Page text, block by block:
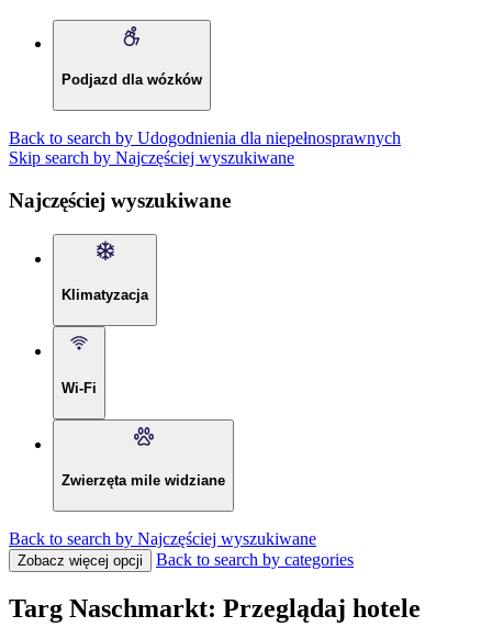
Podjazd dla wózków
Back to search by Udogodnienia dla niepełnosprawnych
Skip search by Najczęściej wyszukiwane
Najczęściej wyszukiwane
Klimatyzacja
Wi-Fi
Zwierzęta mile widziane
Back to search by Najczęściej wyszukiwane
Zobacz więcej opcji Back to search by categories
Targ Naschmarkt: Przeglądaj hotele